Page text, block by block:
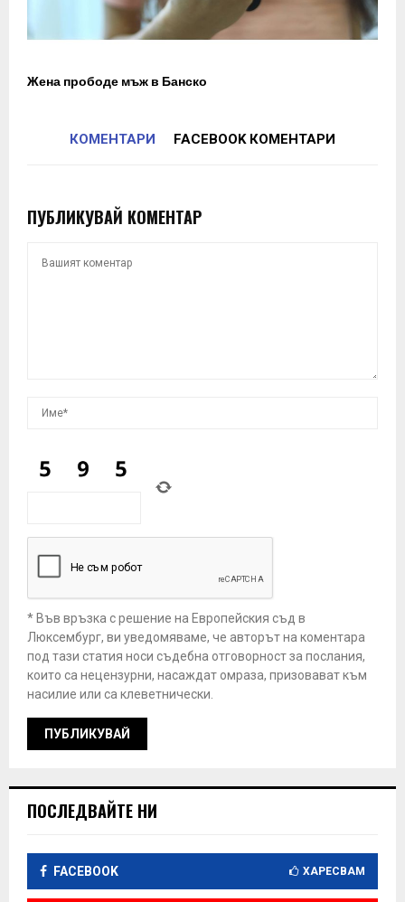
Жена прободе мъж в Банско
КОМЕНТАРИ FACEBOOK КОМЕНТАРИ
ПУБЛИКУВАЙ КОМЕНТАР
* Във връзка с решение на Европейския съд в
Люксембург, ви уведомяваме, че авторът на коментара
под тази статия носи съдебна отговорност за послания,
които са нецензурни, насаждат омраза, призовават към
насилие или са клеветнически.
ПОСЛЕДВАЙТЕ НИ
FACEBOOK ХАРЕСВАМ